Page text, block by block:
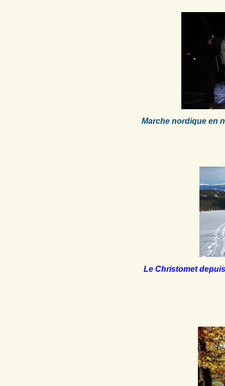
Marche nordique en
Le Christomet